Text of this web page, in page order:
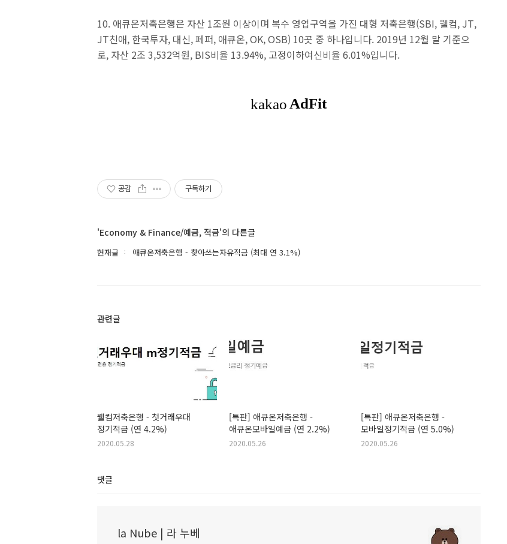
10. 애큐온저축은행은 자산 1조원 이상이며 복수 영업구역을 가진 대형 저축은행(SBI, 웰컴, JT,
JT친애, 한국투자, 대신, 페퍼, 애큐온, OK, OSB) 10곳 중 하나입니다. 2019년 12월 말 기준으
로, 자산 2조 3,532억원, BIS비율 13.94%, 고정이하여신비율 6.01%입니다.
공감 구독하기
'Economy & Finance/예금, 적금'의 다른글
현재글 애큐온저축은행 - 찾아쓰는자유적금 (최대 연 3.1%)
관련글
웰컴저축은행 - 첫거래우대
정기적금 (연 4.2%)
2020.05.28
[특판] 애큐온저축은행 -
애큐온모바일예금 (연 2.2%)
2020.05.26
[특판] 애큐온저축은행 -
모바일정기적금 (연 5.0%)
2020.05.26
댓글
la Nube | 라 누베